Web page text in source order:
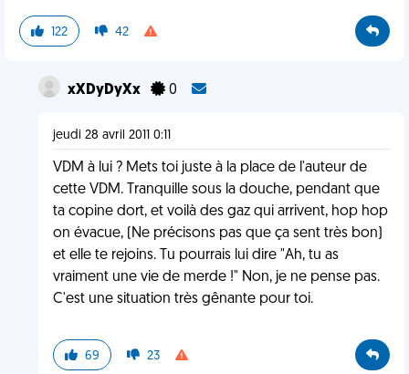
122 42
xXDyDyXx 0
jeudi 28 avril 2011 0:11
VDM à lui ? Mets toi juste à la place de l'auteur de
cette VDM. Tranquille sous la douche, pendant que
ta copine dort, et voilà des gaz qui arrivent, hop hop
on évacue, (Ne précisons pas que ça sent très bon)
et elle te rejoins. Tu pourrais lui dire "Ah, tu as
vraiment une vie de merde !" Non, je ne pense pas.
C'est une situation très gênante pour toi.
69 23